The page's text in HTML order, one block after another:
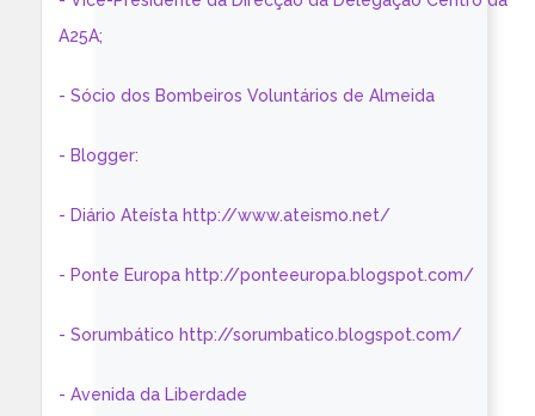
A25A;
- Sócio dos Bombeiros Voluntários de Almeida
- Blogger:
- Diário Ateísta http://www.ateismo.net/
- Ponte Europa http://ponteeuropa.blogspot.com/
- Sorumbático http://sorumbatico.blogspot.com/
- Avenida da Liberdade